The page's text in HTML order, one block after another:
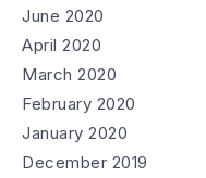
June 2020
April 2020
March 2020
February 2020
January 2020
December 2019